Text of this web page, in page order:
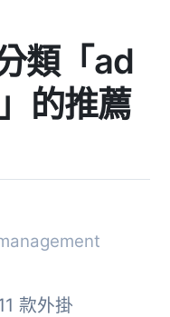
類「ad
的推薦
款外掛